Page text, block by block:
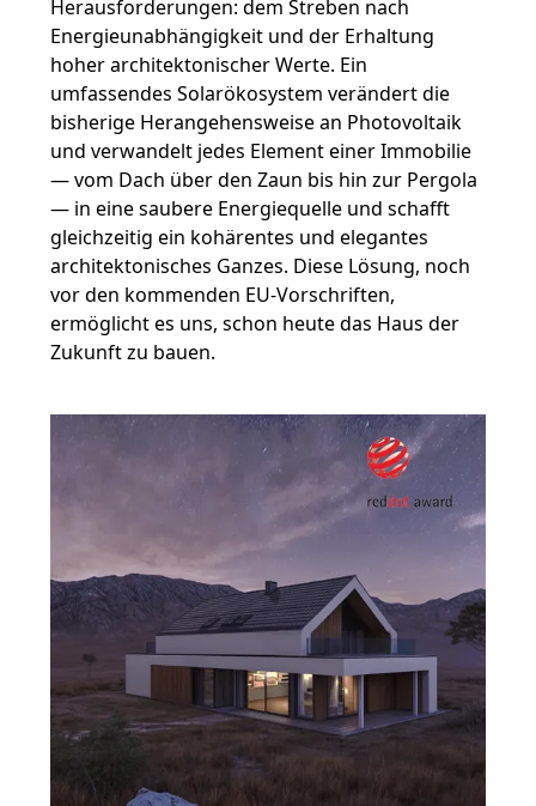
Herausforderungen: dem Streben nach
Energieunabhängigkeit und der Erhaltung
hoher architektonischer Werte. Ein
umfassendes Solarökosystem verändert die
bisherige Herangehensweise an Photovoltaik
und verwandelt jedes Element einer Immobilie
— vom Dach über den Zaun bis hin zur Pergola
— in eine saubere Energiequelle und schafft
gleichzeitig ein kohärentes und elegantes
architektonisches Ganzes. Diese Lösung, noch
vor den kommenden EU-Vorschriften,
ermöglicht es uns, schon heute das Haus der
Zukunft zu bauen.